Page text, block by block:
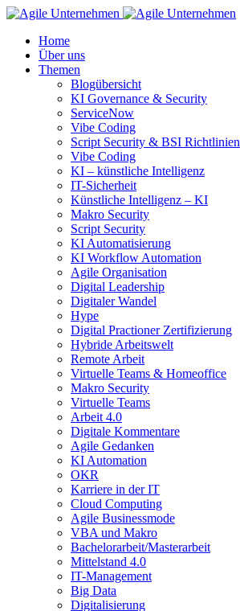
Home
Über uns
Themen
Blogübersicht
KI Governance & Security
ServiceNow
Vibe Coding
Script Security & BSI Richtlinien
Vibe Coding
KI – künstliche Intelligenz
IT-Sicherheit
Künstliche Intelligenz – KI
Makro Security
Script Security
KI Automatisierung
KI Workflow Automation
Agile Organisation
Digital Leadership
Digitaler Wandel
Hype
Digital Practioner Zertifizierung
Hybride Arbeitswelt
Remote Arbeit
Virtuelle Teams & Homeoffice
Makro Security
Virtuelle Teams
Arbeit 4.0
Digitale Kommentare
Agile Gedanken
KI Automation
OKR
Karriere in der IT
Cloud Computing
Agile Businessmode
VBA und Makro
Bachelorarbeit/Masterarbeit
Mittelstand 4.0
IT-Management
Big Data
Digitalisierung